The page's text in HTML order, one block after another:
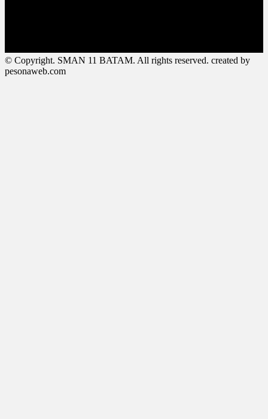
© Copyright. SMAN 11 BATAM. All rights reserved. created by
pesonaweb.com